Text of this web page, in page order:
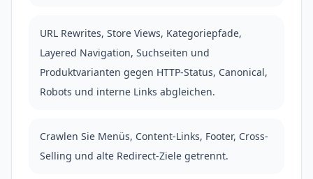
URL Rewrites, Store Views, Kategoriepfade,
Layered Navigation, Suchseiten und
Produktvarianten gegen HTTP-Status, Canonical,
Robots und interne Links abgleichen.
Crawlen Sie Menüs, Content-Links, Footer, Cross-
Selling und alte Redirect-Ziele getrennt.